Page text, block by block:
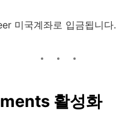
미국계좌로 입금됩니다.
활성화